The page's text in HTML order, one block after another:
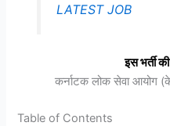
LATEST JOB
इस भर्ती
कर्नाटक लोक सेवा आयोग
Table of Contents